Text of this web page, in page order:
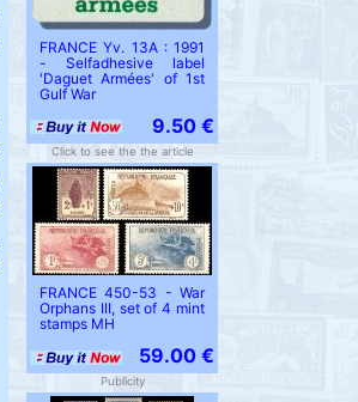
FRANCE Yv. 13A : 1991
- Selfadhesive label
'Daguet Armées' of 1st
Gulf War
9.50 €
Click to see the the article
FRANCE 450-53 - War
Orphans III, set of 4 mint
stamps MH
59.00 €
Publicity